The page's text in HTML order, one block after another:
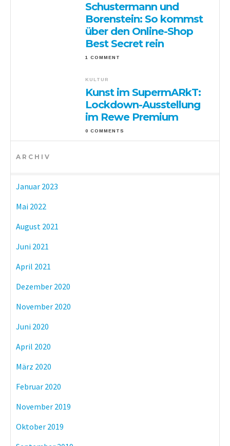
Schustermann und
Borenstein: So kommst
über den Online-Shop
Best Secret rein
1 COMMENT
KULTUR
Kunst im SupermARkT:
Lockdown-Ausstellung
im Rewe Premium
0 COMMENTS
ARCHIV
Januar 2023
Mai 2022
August 2021
Juni 2021
April 2021
Dezember 2020
November 2020
Juni 2020
April 2020
März 2020
Februar 2020
November 2019
Oktober 2019